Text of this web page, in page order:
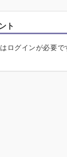
ト
ログインが必要で